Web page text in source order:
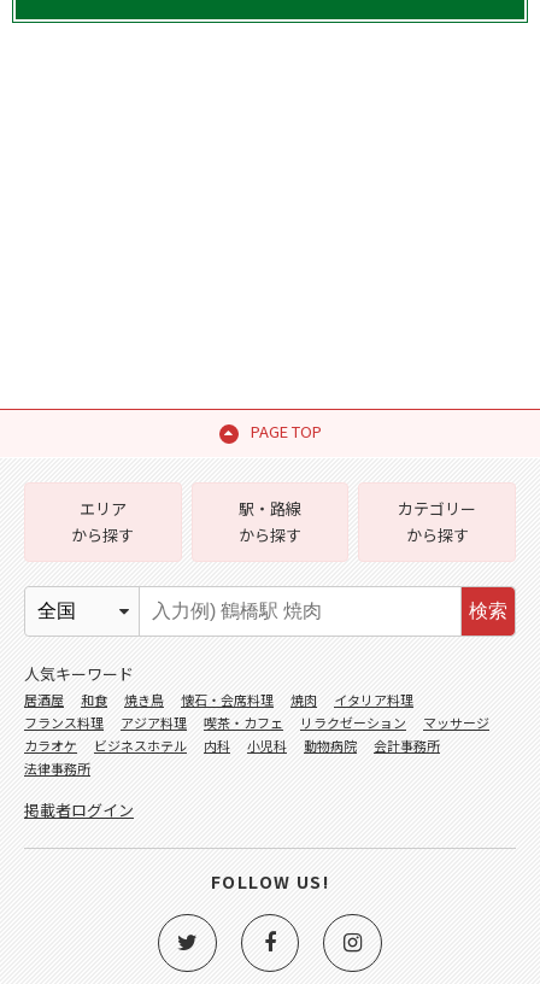
PAGE TOP
エリア
から探す
駅・路線
から探す
カテゴリー
から探す
検索
人気キーワード
居酒屋 和食 焼き鳥 懐石・会席料理 焼肉
イタリア料理
フランス料理
アジア料理 喫茶・カフェ リラクゼーション
マッサージ
カラオケ
ビジネスホテル 内科 小児科 動物病院
会計事務所
法律事務所
掲載者ログイン
FOLLOW US!